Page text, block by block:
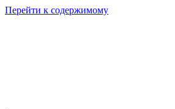
Перейти к содержимому